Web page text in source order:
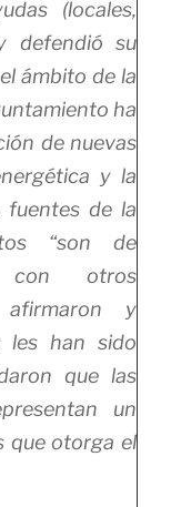
(locales,
defendió su
ámbito de la
ha
de nuevas
y la
fuentes de la
“son de
con otros
afirmaron y
les han sido
que las
un
que otorga el